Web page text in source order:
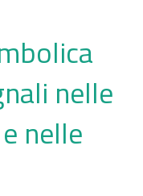
nelle
nelle